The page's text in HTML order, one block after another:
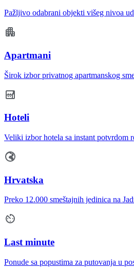
Pažljivo odabrani objekti višeg nivoa
Apartmani
Širok izbor privatnog apartmanskog
Hoteli
Veliki izbor hotela sa instant potvrdom
Hrvatska
Preko 12.000 smeštajnih jedinica na
Last minute
Ponude sa popustima za putovanja u